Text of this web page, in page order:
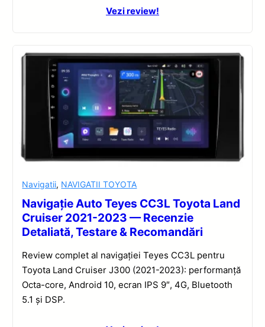
Vezi review!
Navigatii, NAVIGATII TOYOTA
Navigație Auto Teyes CC3L Toyota Land
Cruiser 2021-2023 — Recenzie
Detaliată, Testare & Recomandări
Review complet al navigației Teyes CC3L pentru
Toyota Land Cruiser J300 (2021-2023): performanță
Octa-core, Android 10, ecran IPS 9″, 4G, Bluetooth
5.1 și DSP.